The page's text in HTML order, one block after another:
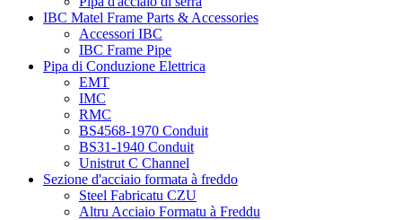
IBC Matel Frame Parts & Accessories
Accessori IBC
IBC Frame Pipe
Pipa di Conduzione Elettrica
EMT
IMC
RMC
BS4568-1970 Conduit
BS31-1940 Conduit
Unistrut C Channel
Sezione d'acciaio formata à freddo
Steel Fabricatu CZU
Altru Acciaio Formatu à Freddu